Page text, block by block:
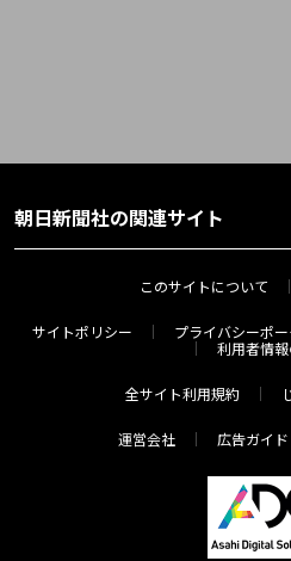
朝日新聞社の関連サイト
このサイトについて
サイトポリシー プライバシーポ
利用者情
全サイト利用規約
運営会社 広告ガイド